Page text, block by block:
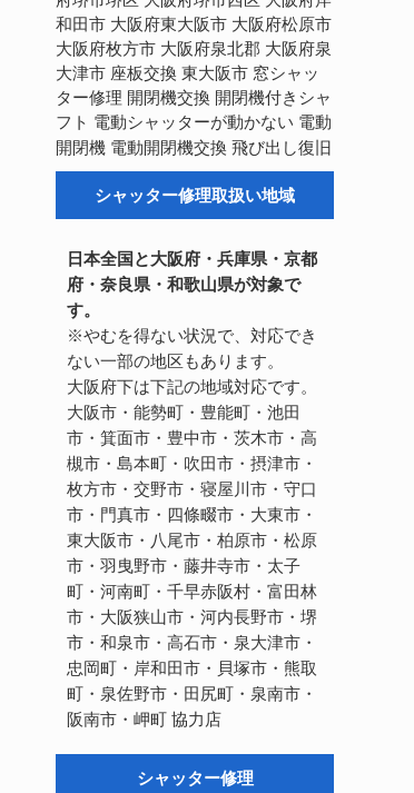
和田市 大阪府東大阪市 大阪府松原市
大阪府枚方市 大阪府泉北郡 大阪府泉
大津市 座板交換 東大阪市 窓シャッ
ター修理 開閉機交換 開閉機付きシャ
フト 電動シャッターが動かない 電動
開閉機 電動開閉機交換 飛び出し復旧
シャッター修理取扱い地域
日本全国と大阪府・兵庫県・京都
府・奈良県・和歌山県が対象で
す。
※やむを得ない状況で、対応でき
ない一部の地区もあります。
大阪府下は下記の地域対応です。
大阪市・能勢町・豊能町・池田
市・箕面市・豊中市・茨木市・高
槻市・島本町・吹田市・摂津市・
枚方市・交野市・寝屋川市・守口
市・門真市・四條畷市・大東市・
東大阪市・八尾市・柏原市・松原
市・羽曳野市・藤井寺市・太子
町・河南町・千早赤阪村・富田林
市・大阪狭山市・河内長野市・堺
市・和泉市・高石市・泉大津市・
忠岡町・岸和田市・貝塚市・熊取
町・泉佐野市・田尻町・泉南市・
阪南市・岬町 協力店
シャッター修理